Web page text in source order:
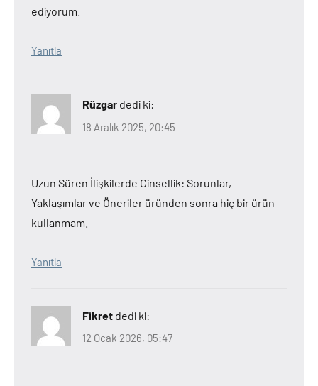
ediyorum.
Yanıtla
Rüzgar dedi ki:
18 Aralık 2025, 20:45
Uzun Süren İlişkilerde Cinsellik: Sorunlar,
Yaklaşımlar ve Öneriler üründen sonra hiç bir ürün
kullanmam.
Yanıtla
Fikret dedi ki:
12 Ocak 2026, 05:47